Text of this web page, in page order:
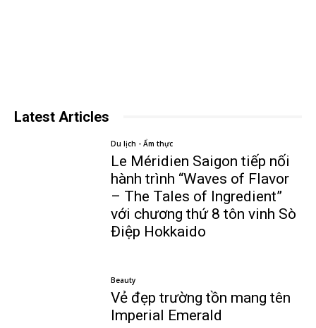
Latest Articles
Du lịch - Ẩm thực
Le Méridien Saigon tiếp nối
hành trình “Waves of Flavor
– The Tales of Ingredient”
với chương thứ 8 tôn vinh Sò
Điệp Hokkaido
Beauty
Vẻ đẹp trường tồn mang tên
Imperial Emerald